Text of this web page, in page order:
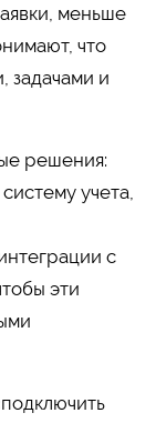
меньше
что
задачами и
решения:
учета,
с
эти